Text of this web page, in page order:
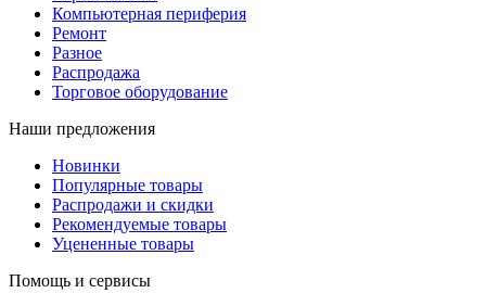
Компьютерная периферия
Ремонт
Разное
Распродажа
Торговое оборудование
Наши предложения
Новинки
Популярные товары
Распродажи и скидки
Рекомендуемые товары
Уцененные товары
Помощь и сервисы